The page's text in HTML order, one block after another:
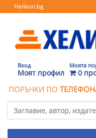
Helikon.bg
Вход
Моят профил
Моята
0
ПОРЪЧКИ ПО